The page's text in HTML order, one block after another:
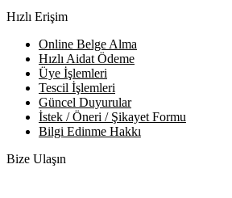
Hızlı Erişim
Online Belge Alma
Hızlı Aidat Ödeme
Üye İşlemleri
Tescil İşlemleri
Güncel Duyurular
İstek / Öneri / Şikayet Formu
Bilgi Edinme Hakkı
Bize Ulaşın